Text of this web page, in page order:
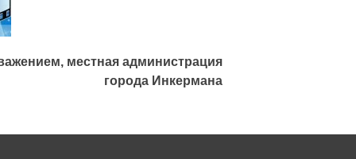
местная администрация
города Инкермана